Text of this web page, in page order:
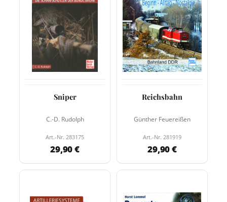
Sniper
C.-D. Rudolph
Art.-Nr. 283175
29,90 €
Reichsbahn
Günther Feuereißen
Art.-Nr. 281919
29,90 €